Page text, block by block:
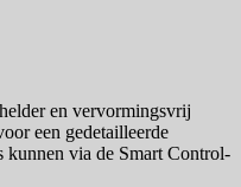
en vervormingsvrij
een gedetailleerde
kunnen via de Smart Control-